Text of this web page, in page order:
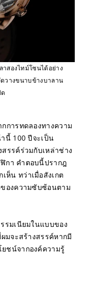
าสองไทม์โซนได้อย่าง
วางขนาบข้างบาลาน
การทดลองทางความ
นี้ 100 ปีจะเป็น
รรค์ร่วมกับเหล่าช่าง
กา คำตอบนี้ปรากฎ
ห็น ทว่าเมื่อสังเกต
ของความซับซ้อนตาม
รมเนียมในแบบของ
มจะสร้างสรรค์หากมี
ชน์จากองค์ความรู้